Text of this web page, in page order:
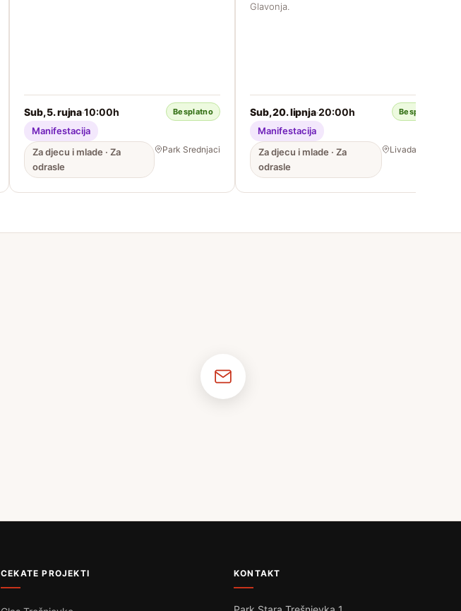
Sub, 5. rujna·10:00h Besplatno
Manifestacija
Za djecu i mlade · Za
odrasle
Park Srednjaci
Glavonja.
Sub, 20. lipnja·20:00h Besplatno
Manifestacija
Za djecu i mlade · Za
odrasle
Livada, Vrbani
CEKATE PROJEKTI KONTAKT